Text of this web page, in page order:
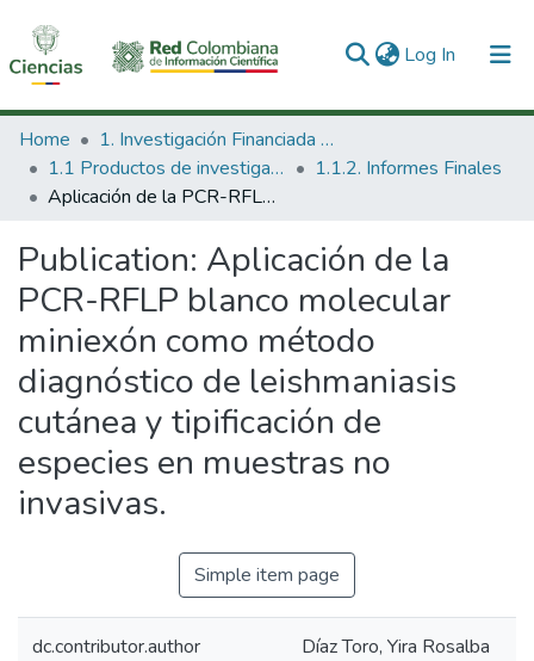
Log In (current)
Communities & Collections
All of DSpace
Home
1. Investigación Financiada con Recursos Públicos
1.1 Productos de investigación
1.1.2. Informes Finales
Aplicación de la PCR-RFLP blanco molecular miniexón como método diagnóstico de leishmaniasis cutánea y tipificación de especies en muestras no invasivas.
Publication: Aplicación de la
PCR-RFLP blanco molecular
miniexón como método
diagnóstico de leishmaniasis
cutánea y tipificación de
especies en muestras no
invasivas.
Simple item page
dc.contributor.author Díaz Toro, Yira Rosalba